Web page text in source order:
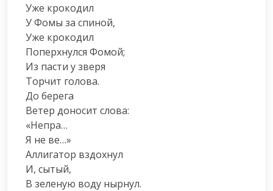
Уже крокодил
У Фомы за спиной,
Уже крокодил
Поперхнулся Фомой;
Из пасти у зверя
Торчит голова.
До берега
Ветер доносит слова:
«Непра…
Я не ве…»
Аллигатор вздохнул
И, сытый,
В зеленую воду нырнул.